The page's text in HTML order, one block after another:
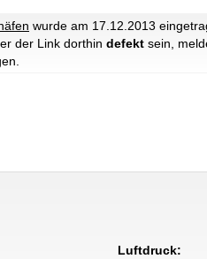
wurde am 17.12.2013
der Link dorthin defekt sein,
Luftdruck: